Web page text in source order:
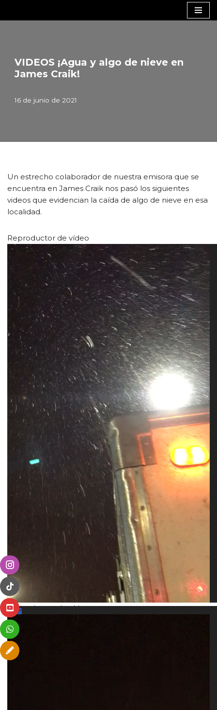
VIDEOS ¡Agua y algo de nieve en
James Craik!
16 de junio de 2021
Un estrecho colaborador de nuestra emisora que se
encuentra en James Craik nos pasó los siguientes
videos que evidencian la caída de algo de nieve en esa
localidad.
Reproductor de vídeo
00:00
00:00
00:11
Reproductor de vídeo